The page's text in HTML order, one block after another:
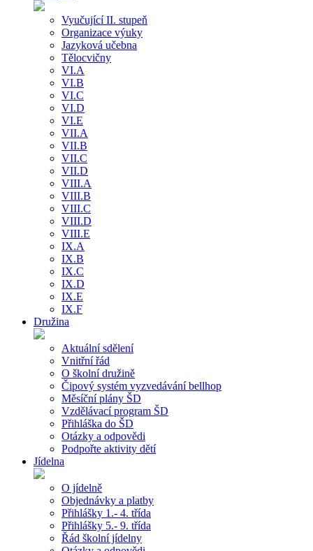
Vyučující II. stupeň
Organizace výuky
Jazyková učebna
Tělocvičny
VI.A
VI.B
VI.C
VI.D
VI.E
VII.A
VII.B
VII.C
VII.D
VIII.A
VIII.B
VIII.C
VIII.D
VIII.E
IX.A
IX.B
IX.C
IX.D
IX.E
IX.F
Družina
Aktuální sdělení
Vnitřní řád
O školní družině
Čipový systém vyzvedávání bellhop
Měsíční plány ŠD
Vzdělávací program ŠD
Přihláška do ŠD
Otázky a odpovědi
Podpořte aktivity dětí
Jídelna
O jídelně
Objednávky a platby
Přihlášky 1.- 4. třída
Přihlášky 5.- 9. třída
Řád školní jídelny